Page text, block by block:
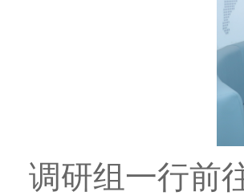
调研组一行前